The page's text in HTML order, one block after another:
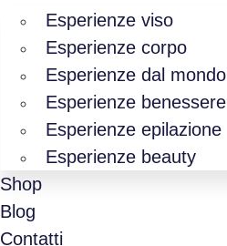
Esperienze viso
Esperienze corpo
Esperienze dal mondo
Esperienze benessere
Esperienze epilazione
Esperienze beauty
Shop
Blog
Contatti